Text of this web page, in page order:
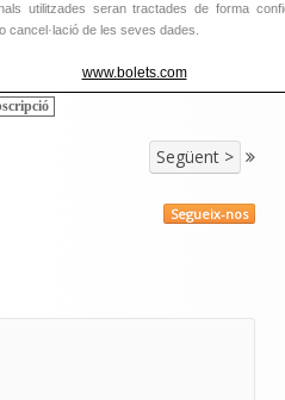
utilitzades seran tractades de forma
de les seves dades.
www.bolets.com
Següent >
Segueix-nos